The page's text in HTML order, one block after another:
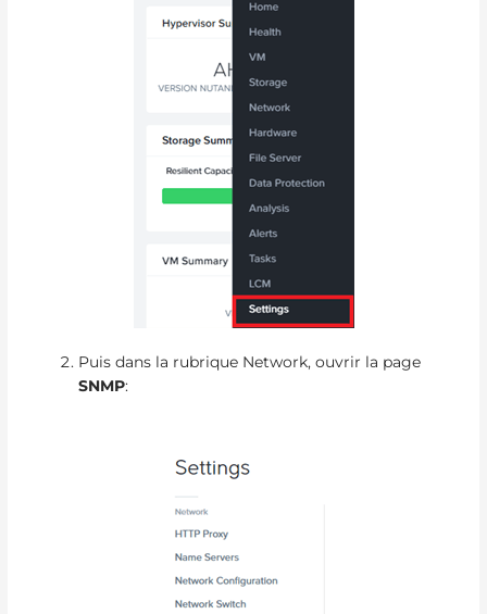
Puis dans la rubrique Network, ouvrir la page
SNMP: